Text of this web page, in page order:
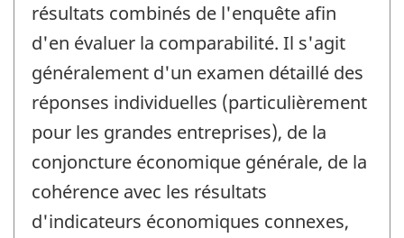
résultats combinés de l'enquête afin
d'en évaluer la comparabilité. Il s'agit
généralement d'un examen détaillé des
réponses individuelles (particulièrement
pour les grandes entreprises), de la
conjoncture économique générale, de la
cohérence avec les résultats
d'indicateurs économiques connexes,